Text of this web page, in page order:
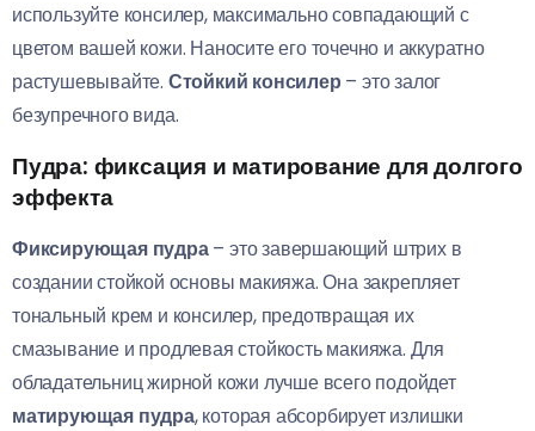
используйте консилер, максимально совпадающий с
цветом вашей кожи. Наносите его точечно и аккуратно
растушевывайте. Стойкий консилер – это залог
безупречного вида.
Пудра: фиксация и матирование для долгого
эффекта
Фиксирующая пудра– это завершающий штрих в
создании стойкой основы макияжа. Она закрепляет
тональный крем и консилер, предотвращая их
смазывание и продлевая стойкость макияжа. Для
обладательниц жирной кожи лучше всего подойдет
матирующая пудра, которая абсорбирует излишки